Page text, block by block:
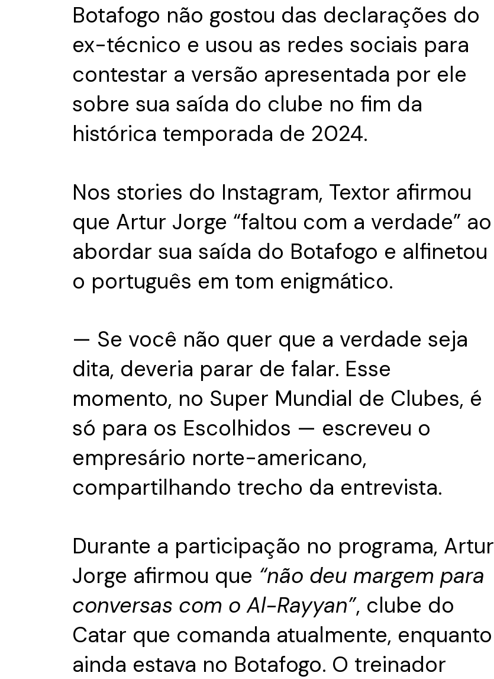
Botafogo não gostou das declarações do
ex-técnico e usou as redes sociais para
contestar a versão apresentada por ele
sobre sua saída do clube no fim da
histórica temporada de 2024.
Nos stories do Instagram, Textor afirmou
que Artur Jorge “faltou com a verdade” ao
abordar sua saída do Botafogo e alfinetou
o português em tom enigmático.
— Se você não quer que a verdade seja
dita, deveria parar de falar. Esse
momento, no Super Mundial de Clubes, é
só para os Escolhidos — escreveu o
empresário norte-americano,
compartilhando trecho da entrevista.
Durante a participação no programa, Artur
Jorge afirmou que “não deu margem para
conversas com o Al-Rayyan”, clube do
Catar que comanda atualmente, enquanto
ainda estava no Botafogo. O treinador